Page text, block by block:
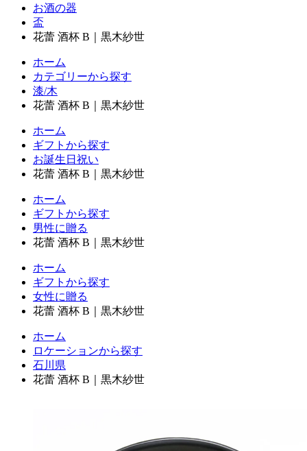
お酒の器
盃
花蕾 酒杯 B｜黒木紗世
ホーム
カテゴリーから探す
漆/木
花蕾 酒杯 B｜黒木紗世
ホーム
ギフトから探す
お誕生日祝い
花蕾 酒杯 B｜黒木紗世
ホーム
ギフトから探す
男性に贈る
花蕾 酒杯 B｜黒木紗世
ホーム
ギフトから探す
女性に贈る
花蕾 酒杯 B｜黒木紗世
ホーム
ロケーションから探す
石川県
花蕾 酒杯 B｜黒木紗世